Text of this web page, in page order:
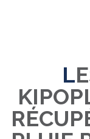
LES SERVICES